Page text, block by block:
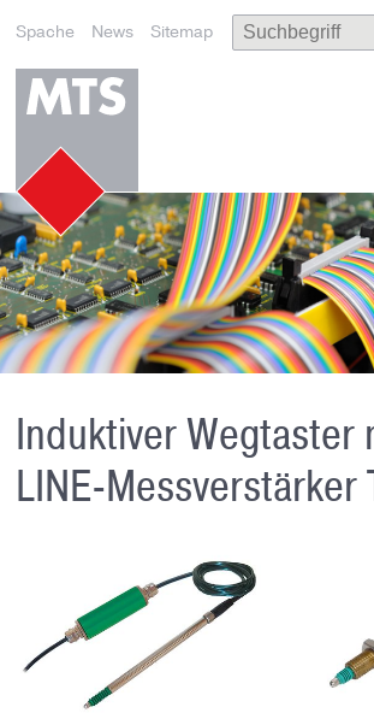
Spache News Sitemap
Induktiver Wegtaster
LINE-Messverstärker